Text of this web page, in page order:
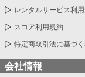
レンタルサービス利
スコア利用規約
特定商取引法に基づ
会社情報